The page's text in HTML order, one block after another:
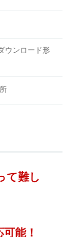
ウンロード形
て難し
能！